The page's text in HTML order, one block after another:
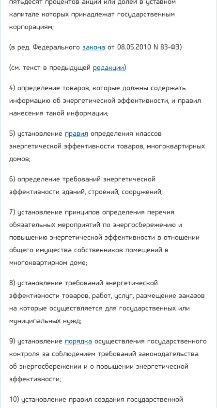
пятьдесят процентов акций или долей в уставном
капитале которых принадлежат государственным
корпорациям;
(в ред. Федерального закона от 08.05.2010 N 83-ФЗ)
(см. текст в предыдущей редакции)
4) определение товаров, которые должны содержать
информацию об энергетической эффективности, и правил
нанесения такой информации;
5) установление правил определения классов
энергетической эффективности товаров, многоквартирных
домов;
6) определение требований энергетической
эффективности зданий, строений, сооружений;
7) установление принципов определения перечня
обязательных мероприятий по энергосбережению и
повышению энергетической эффективности в отношении
общего имущества собственников помещений в
многоквартирном доме;
8) установление требований энергетической
эффективности товаров, работ, услуг, размещение заказов
на которые осуществляется для государственных или
муниципальных нужд;
9) установление порядка осуществления государственного
контроля за соблюдением требований законодательства
об энергосбережении и о повышении энергетической
эффективности;
10) установление правил создания государственной